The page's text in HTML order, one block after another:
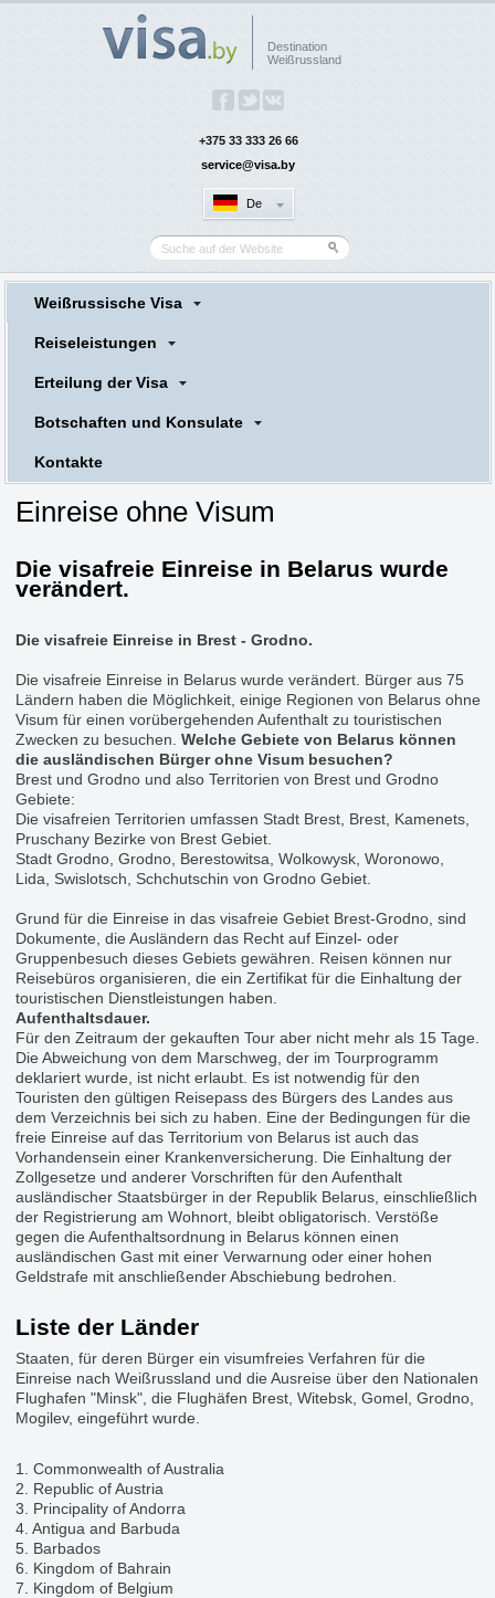
Destination
Weißrussland
+375 33 333 26 66
service@visa.by
De
Weißrussische Visa
Reiseleistungen
Erteilung der Visa
Botschaften und Konsulate
Kontakte
Einreise ohne Visum
Die visafreie Einreise in Belarus wurde
verändert.
Die visafreie Einreise in Brest - Grodno.
Die visafreie Einreise in Belarus wurde verändert. Bürger aus 75
Ländern haben die Möglichkeit, einige Regionen von Belarus ohne
Visum für einen vorübergehenden Aufenthalt zu touristischen
Zwecken zu besuchen. Welche Gebiete von Belarus können
die ausländischen Bürger ohne Visum besuchen?
Brest und Grodno und also Territorien von Brest und Grodno
Gebiete:
Die visafreien Territorien umfassen Stadt Brest, Brest, Kamenets,
Pruschany Bezirke von Brest Gebiet.
Stadt Grodno, Grodno, Berestowitsa, Wolkowysk, Woronowo,
Lida, Swislotsch, Schchutschin von Grodno Gebiet.
Grund für die Einreise in das visafreie Gebiet Brest-Grodno, sind
Dokumente, die Ausländern das Recht auf Einzel- oder
Gruppenbesuch dieses Gebiets gewähren. Reisen können nur
Reisebüros organisieren, die ein Zertifikat für die Einhaltung der
touristischen Dienstleistungen haben.
Aufenthaltsdauer.
Für den Zeitraum der gekauften Tour aber nicht mehr als 15 Tage.
Die Abweichung von dem Marschweg, der im Tourprogramm
deklariert wurde, ist nicht erlaubt. Es ist notwendig für den
Touristen den gültigen Reisepass des Bürgers des Landes aus
dem Verzeichnis bei sich zu haben. Eine der Bedingungen für die
freie Einreise auf das Territorium von Belarus ist auch das
Vorhandensein einer Krankenversicherung. Die Einhaltung der
Zollgesetze und anderer Vorschriften für den Aufenthalt
ausländischer Staatsbürger in der Republik Belarus, einschließlich
der Registrierung am Wohnort, bleibt obligatorisch. Verstöße
gegen die Aufenthaltsordnung in Belarus können einen
ausländischen Gast mit einer Verwarnung oder einer hohen
Geldstrafe mit anschließender Abschiebung bedrohen.
Liste der Länder
Staaten, für deren Bürger ein visumfreies Verfahren für die
Einreise nach Weißrussland und die Ausreise über den Nationalen
Flughafen "Minsk", die Flughäfen Brest, Witebsk, Gomel, Grodno,
Mogilev, eingeführt wurde.
1. Commonwealth of Australia
2. Republic of Austria
3. Principality of Andorra
4. Antigua and Barbuda
5. Barbados
6. Kingdom of Bahrain
7. Kingdom of Belgium